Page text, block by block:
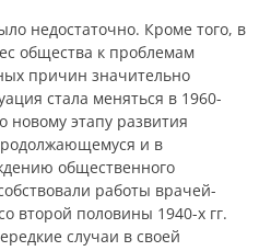
недостаточно. Кроме того, в
общества к проблемам
причин значительно
стала меняться в 1960-
новому этапу развития
и в
общественного
работы врачей-
второй половины 1940-х гг.
случаи в своей